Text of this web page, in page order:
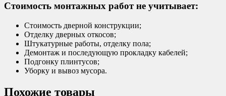
Стоимость монтажных работ не учитывает:
Стоимость дверной конструкции;
Отделку дверных откосов;
Штукатурные работы, отделку пола;
Демонтаж и последующую прокладку кабелей;
Подгонку плинтусов;
Уборку и вывоз мусора.
Похожие товары